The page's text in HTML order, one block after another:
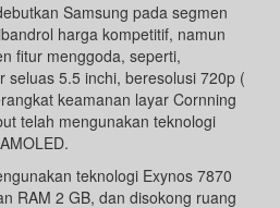
Samsung pada segmen
harga kompetitif, namun
fitur menggoda, seperti,
seluas 5.5 inchi, beresolusi 720p (
keamanan layar Cornning
telah mengunakan teknologi
teknologi Exynos 7870
RAM 2 GB, dan disokong ruang